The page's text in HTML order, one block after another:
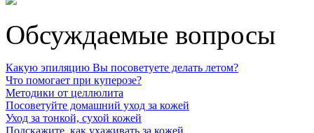
Обсуждаемые вопросы
Какую эпиляцию Вы посоветуете делать летом?
Что помогает при куперозе?
Методики от целлюлита
Посоветуйте домашний уход за кожей
Уход за тонкой, сухой кожей
Подскажите, как ухаживать за кожей